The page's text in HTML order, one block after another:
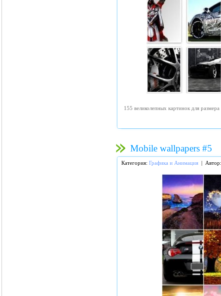
155 великолепных картинок для
Mobile wallpapers #5
Категория: Графика и Анимация |